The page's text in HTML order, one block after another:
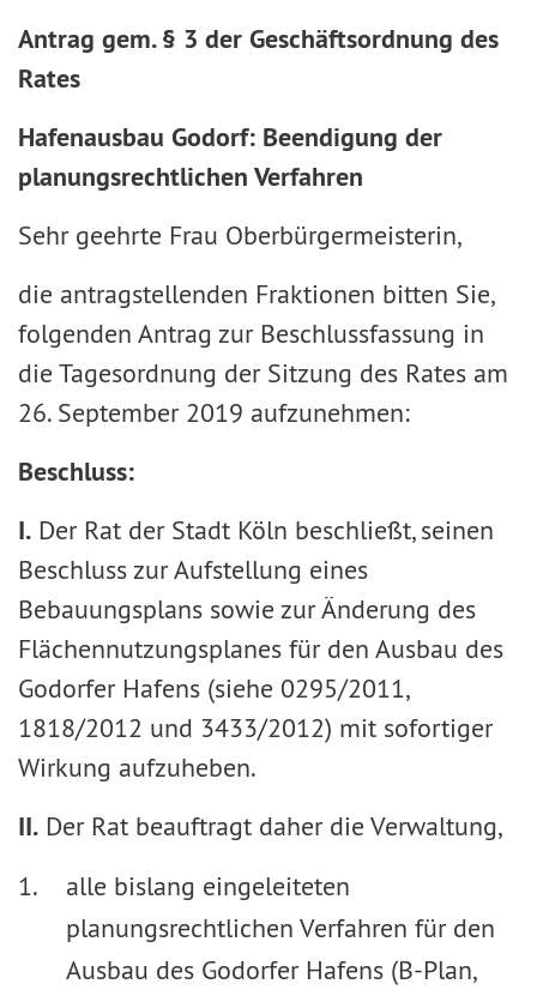
Antrag gem. § 3 der Geschäftsordnung des
Rates
Hafenausbau Godorf: Beendigung der
planungsrechtlichen Verfahren
Sehr geehrte Frau Oberbürgermeisterin,
die antragstellenden Fraktionen bitten Sie,
folgenden Antrag zur Beschlussfassung in
die Tagesordnung der Sitzung des Rates am
26. September 2019 aufzunehmen:
Beschluss:
I. Der Rat der Stadt Köln beschließt, seinen
Beschluss zur Aufstellung eines
Bebauungsplans sowie zur Änderung des
Flächennutzungsplanes für den Ausbau des
Godorfer Hafens (siehe 0295/2011,
1818/2012 und 3433/2012) mit sofortiger
Wirkung aufzuheben.
II. Der Rat beauftragt daher die Verwaltung,
alle bislang eingeleiteten
planungsrechtlichen Verfahren für den
Ausbau des Godorfer Hafens (B-Plan,